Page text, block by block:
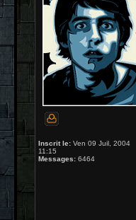
Inscrit le: Ven 09 Juil, 2004
11:15
Messages: 6464